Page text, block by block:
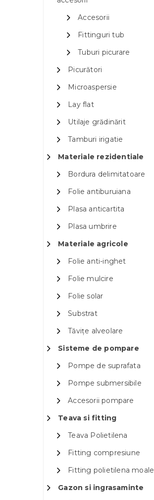
Accesorii
Fittinguri tub
Tuburi picurare
Picurători
Microaspersie
Lay flat
Utilaje grădinărit
Tamburi irigatie
Materiale rezidentiale
Bordura delimitatoare
Folie antiburuiana
Plasa anticartita
Plasa umbrire
Materiale agricole
Folie anti-inghet
Folie mulcire
Folie solar
Substrat
Tăvițe alveolare
Sisteme de pompare
Pompe de suprafata
Pompe submersibile
Accesorii pompare
Teava si fitting
Teava Polietilena
Fitting compresiune
Fitting polietilena moale
Gazon si ingrasaminte